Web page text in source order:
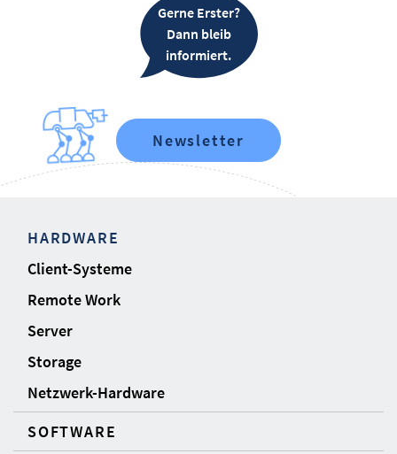
Gerne Erster?
Dann bleib
informiert.
Newsletter
HARDWARE
Client-Systeme
Remote Work
Server
Storage
Netzwerk-Hardware
SOFTWARE